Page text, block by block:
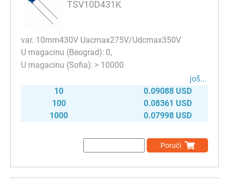
TSV10D431K
var. 10mm430V Uacmax275V/Udcmax350V
0
> 10000
јоš...
10
0.09088 USD
100
0.08361 USD
1000
0.07998 USD
Poruči